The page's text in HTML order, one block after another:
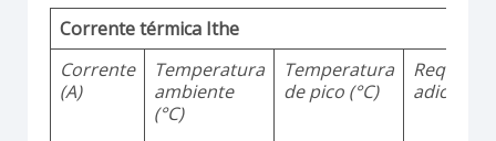
Corrente térmica Ithe
Corrente
(A)
Temperatura
ambiente
(°C)
Temperatura
de pico (°C)
adicionais